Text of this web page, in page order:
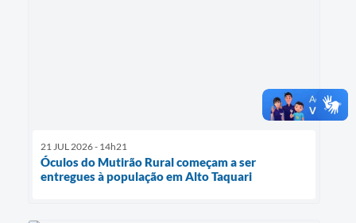
21 JUL 2026 - 14h21
Óculos do Mutirão Rural começam a ser
entregues à população em Alto Taquari